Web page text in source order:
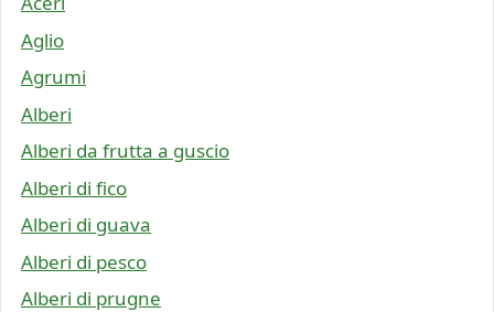
Aglio
Agrumi
Alberi
Alberi da frutta a guscio
Alberi di fico
Alberi di guava
Alberi di pesco
Alberi di prugne